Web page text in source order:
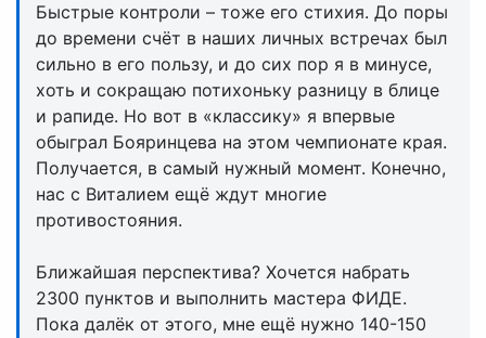
Быстрые контроли – тоже его стихия. До поры
до времени счёт в наших личных встречах был
сильно в его пользу, и до сих пор я в минусе,
хоть и сокращаю потихоньку разницу в блице
и рапиде. Но вот в «классику» я впервые
обыграл Бояринцева на этом чемпионате края.
Получается, в самый нужный момент. Конечно,
нас с Виталием ещё ждут многие
противостояния.
Ближайшая перспектива? Хочется набрать
2300 пунктов и выполнить мастера ФИДЕ.
Пока далёк от этого, мне ещё нужно 140-150